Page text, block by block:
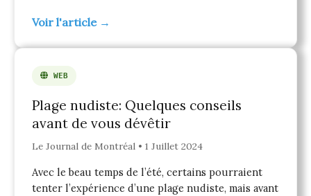
Voir l'article →
WEB
Plage nudiste: Quelques conseils
avant de vous dévêtir
Le Journal de Montréal • 1 Juillet 2024
Avec le beau temps de l’été, certains pourraient
tenter l’expérience d’une plage nudiste, mais avant